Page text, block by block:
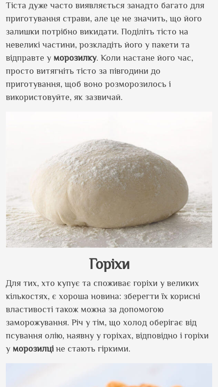
Тіста дуже часто виявляється занадто багато для
приготування страви, але це не значить, що його
залишки потрібно викидати. Поділіть тісто на
невеликі частини, розкладіть його у пакети та
відправте у морозилку. Коли настане його час,
просто витягніть тісто за півгодини до
приготування, щоб воно розморозилось і
використовуйте, як зазвичай.
Горіхи
Для тих, хто купує та споживає горіхи у великих
кількостях, є хороша новина: зберегти їх корисні
властивості також можна за допомогою
заморожування. Річ у тім, що холод оберігає від
псування олію, наявну у горіхах, відповідно і горіхи
у морозилці не стають гіркими.